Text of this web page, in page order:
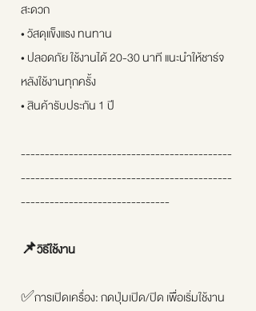
สะดวก
• วัสดุแข็งแรง ทนทาน
• ปลอดภัย ใช้งานได้ 20-30 นาที แนะนำให้ชาร์จ
หลังใช้งานทุกครั้ง
• สินค้ารับประกัน 1 ปี
--------------------------------------------
--------------------------------------------
-------------------------------
📌วิธีใช้งาน
✅การเปิดเครื่อง: กดปุ่มเปิด/ปิด เพื่อเริ่มใช้งาน